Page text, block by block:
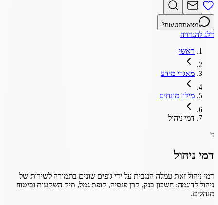
מצאתםטעות?
דלג להגדרה
ראשי
מאגרי מידע
מילון מונחים
דמי ניהול
ד
דמי ניהול
דמי ניהול זאת עמלה הנגבית על ידי גופים שונים בתמורה לשירות של
ניהול לדוגמה: חשבון בנק, קרן פנסיה, קופת גמל, תיק השקעות וביטוח
מנהלים.